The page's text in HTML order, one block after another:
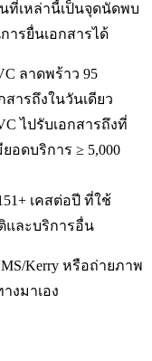
ที่เหล่านี้เป็นจุดนัดพบ
ารยื่นเอกสารได้
ลาดพร้าว 95
ารถึงในวันเดียว
ไปรับเอกสารถึงที่
อดบริการ ≥ 5,000
เคสต่อปี ที่ใช้
และบริการอื่น
Kerry หรือถ่ายภาพ
งมาเอง